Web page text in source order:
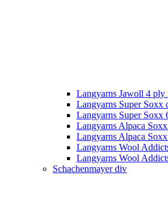
Langyarns Jawoll 4 ply
Langyarns Super Soxx
Langyarns Super Soxx
Langyarns Alpaca
Langyarns Alpaca
Langyarns Wool
Langyarns Wool
Schachenmayer div